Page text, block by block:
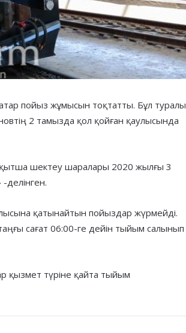
пойыз жұмысын тоқтатты. Бұл туралы
2 тамызда қол қойған қаулысында
шектеу шаралары 2020 жылғы 3
делінген.
қатынайтын пойыздар жүрмейді.
сағат 06:00-ге дейін тыйым салынып
қызмет түріне қайта тыйым